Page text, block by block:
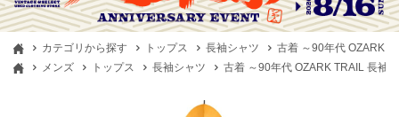
カテゴリから探す トップス 長袖シャツ
古着 ～90年代 OZARK
メンズ
トップス 長袖シャツ 古着 ～90年代 OZARK TRAIL 長袖